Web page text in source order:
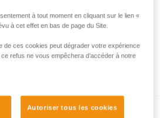
le rapport de mouflage
à tout moment en cliquant sur le lien «
à cet effet en bas de page du Site.
de ces cookies peut dégrader votre expérience
refus ne vous empêchera d’accéder à notre
Autoriser tous les cookies